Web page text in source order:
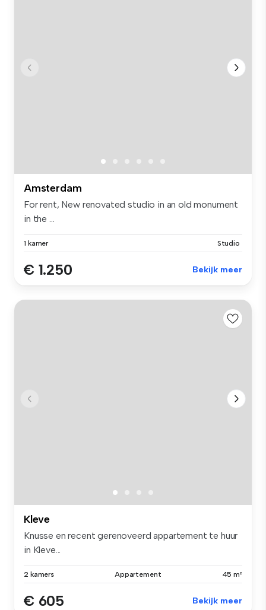
Amsterdam
For rent, New renovated studio in an old monument
in the ...
1 kamer Studio
€ 1.250 Bekijk meer
Kleve
Knusse en recent gerenoveerd appartement te huur
in Kleve...
2 kamers Appartement 45 m²
€ 605 Bekijk meer